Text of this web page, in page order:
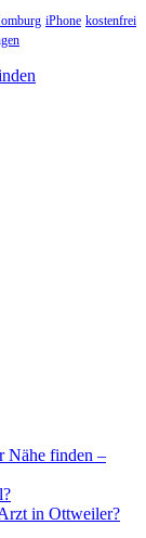
iPhone kostenfrei
Nähe finden –
in Ottweiler?